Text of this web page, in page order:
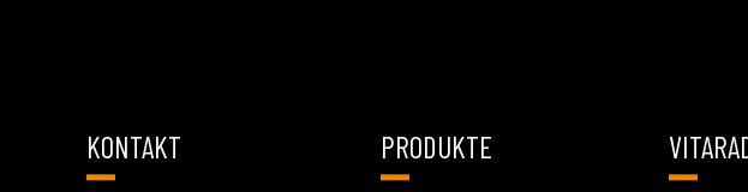
KONTAKT PRODUKTE